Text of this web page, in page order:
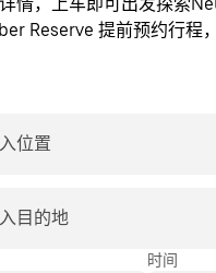
Reserve 提前预约行程
位置
目的地
时间